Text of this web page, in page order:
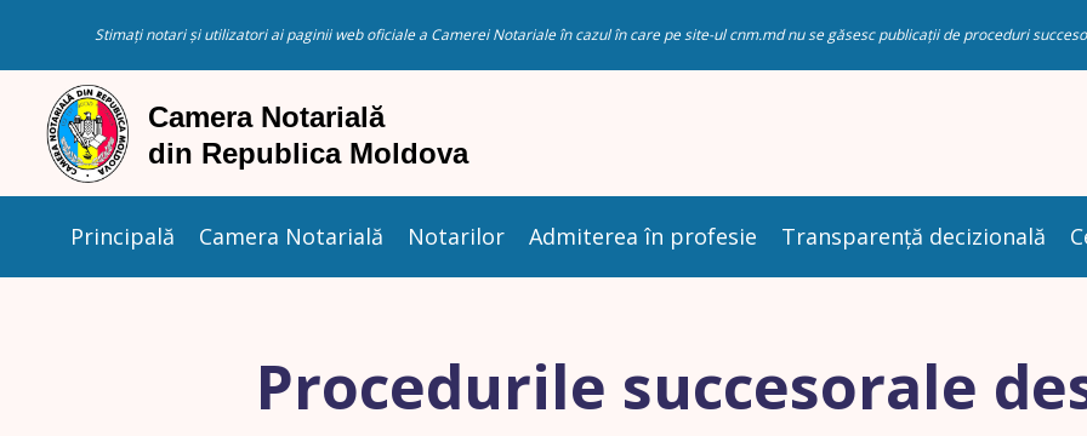
Stimați notari și utilizatori ai paginii web oficiale a Camerei Notariale în cazul în care pe site-ul cnm.md nu se găsesc publicații de proceduri
Principală Camera Notarială Notarilor Admiterea în profesie Transparență decizională
Procedurile succesorale